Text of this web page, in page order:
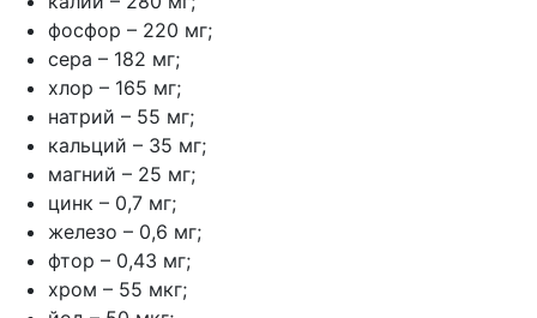
фосфор – 220 мг;
сера – 182 мг;
хлор – 165 мг;
натрий – 55 мг;
кальций – 35 мг;
магний – 25 мг;
цинк – 0,7 мг;
железо – 0,6 мг;
фтор – 0,43 мг;
хром – 55 мкг;